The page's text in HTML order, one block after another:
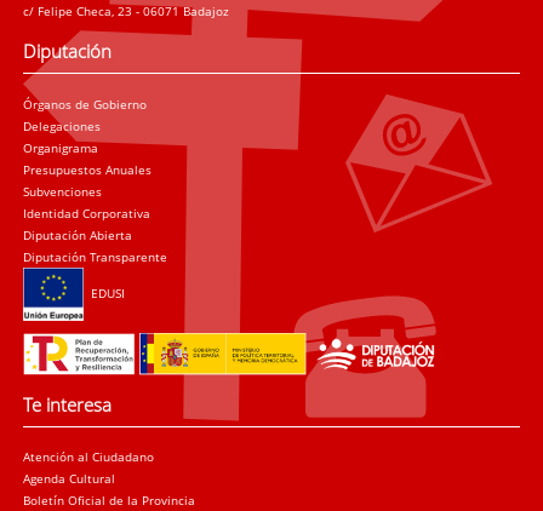
c/ Felipe Checa, 23 - 06071 Badajoz
Diputación
Órganos de Gobierno
Delegaciones
Organigrama
Presupuestos Anuales
Subvenciones
Identidad Corporativa
Diputación Abierta
Diputación Transparente
EDUSI
Te interesa
Atención al Ciudadano
Agenda Cultural
Boletín Oficial de la Provincia